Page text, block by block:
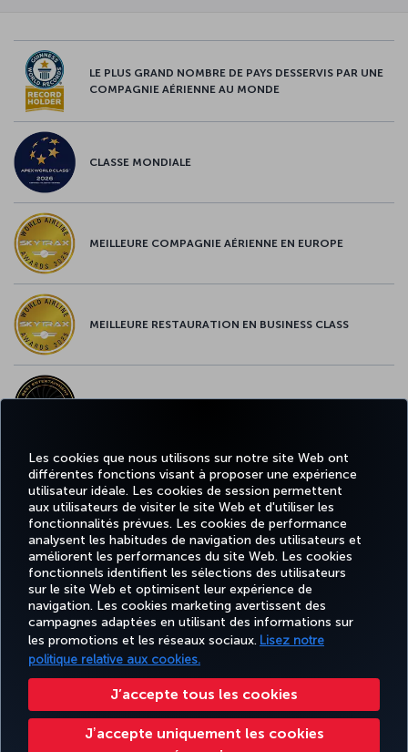
Les cookies que nous utilisons sur notre site Web ont
différentes fonctions visant à proposer une expérience
utilisateur idéale. Les cookies de session permettent
aux utilisateurs de visiter le site Web et d'utiliser les
fonctionnalités prévues. Les cookies de performance
analysent les habitudes de navigation des utilisateurs et
améliorent les performances du site Web. Les cookies
fonctionnels identifient les sélections des utilisateurs
sur le site Web et optimisent leur expérience de
navigation. Les cookies marketing avertissent des
campagnes adaptées en utilisant des informations sur
les promotions et les réseaux sociaux. Lisez notre
politique relative aux cookies.
J’accepte tous les cookies
Jʼaccepte uniquement les cookies
LE PLUS GRAND NOMBRE DE PAYS DESSERVIS PAR UNE
COMPAGNIE AÉRIENNE AU MONDE
CLASSE MONDIALE
MEILLEURE COMPAGNIE AÉRIENNE EN EUROPE
MEILLEURE RESTAURATION EN BUSINESS CLASS
MEILLEUR WI-FI EN EUROPE
RÉSERVER
ET GÉRER
EXPÉRIENCE
OFFRES ET
DESTINATIONS
AIDE
TURKISH
AIRLINES
HOLIDAYS
Informations Légales Accessibilité
Règlement en ligne des litiges
Air Passenger Protection Regulation (Canada)
Accessibility Plan and Feedback Process (Canada) Accessibility Plan Progress Report